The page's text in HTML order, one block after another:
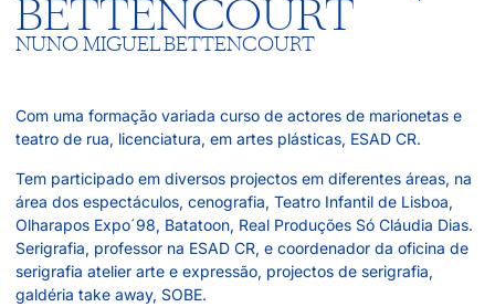
BETTENCOURT
NUNO MIGUEL BETTENCOURT
Com uma formação variada curso de actores de marionetas e
teatro de rua, licenciatura, em artes plásticas, ESAD CR.
Tem participado em diversos projectos em diferentes áreas, na
área dos espectáculos, cenografia, Teatro Infantil de Lisboa,
Olharapos Expo´98, Batatoon, Real Produções Só Cláudia Dias.
Serigrafia, professor na ESAD CR, e coordenador da oficina de
serigrafia atelier arte e expressão, projectos de serigrafia,
galdéria take away, SOBE.